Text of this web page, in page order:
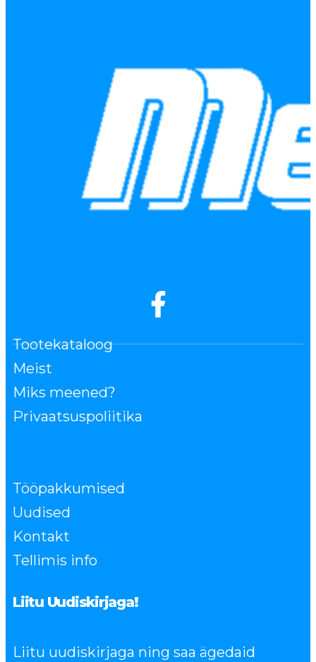
Tootekataloog
Meist
Miks meened?
Privaatsuspoliitika
Tööpakkumised
Uudised
Kontakt
Tellimis info
Liitu Uudiskirjaga!
Liitu uudiskirjaga ning saa ägedaid